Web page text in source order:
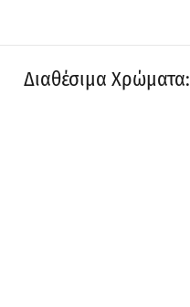
Διαθέσιμα Χρώματα: